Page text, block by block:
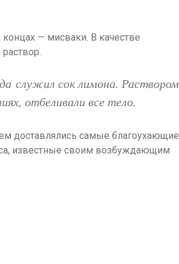
— мисваки. В качестве
служил сок лимона. Раствором
отбеливали все тело.
доставлялись самые благоухающие
известные своим возбуждающим